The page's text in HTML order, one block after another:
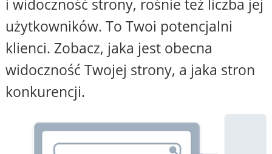
i widoczność strony, rośnie też liczba jej
użytkowników. To Twoi potencjalni
klienci. Zobacz, jaka jest obecna
widoczność Twojej strony, a jaka stron
konkurencji.